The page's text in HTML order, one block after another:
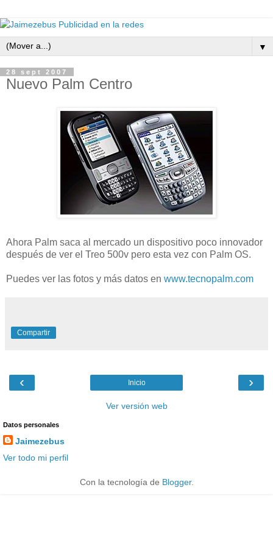
▼
28 sept 2007
Nuevo Palm Centro
Ahora Palm saca al mercado un dispositivo poco innovador
después de ver el Treo 500v pero esta vez con Palm OS.
Puedes ver las fotos y más datos en www.tecnopalm.com
Compartir
‹ ›
Inicio
Ver versión web
Datos personales
Jaimezebus
Ver todo mi perfil
Con la tecnología de Blogger.